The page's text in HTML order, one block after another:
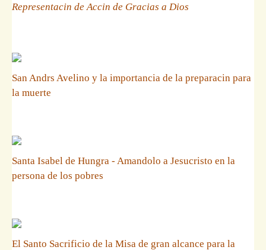
Representacin de Accin de Gracias a Dios
San Andrs Avelino y la importancia de la preparacin para
la muerte
Santa Isabel de Hungra - Amandolo a Jesucristo en la
persona de los pobres
El Santo Sacrificio de la Misa de gran alcance para la